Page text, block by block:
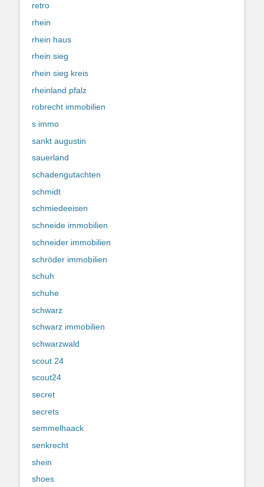
retro
rhein
rhein haus
rhein sieg
rhein sieg kreis
rheinland pfalz
robrecht immobilien
s immo
sankt augustin
sauerland
schadengutachten
schmidt
schmiedeeisen
schneide immobilien
schneider immobilien
schröder immobilien
schuh
schuhe
schwarz
schwarz immobilien
schwarzwald
scout 24
scout24
secret
secrets
semmelhaack
senkrecht
shein
shoes